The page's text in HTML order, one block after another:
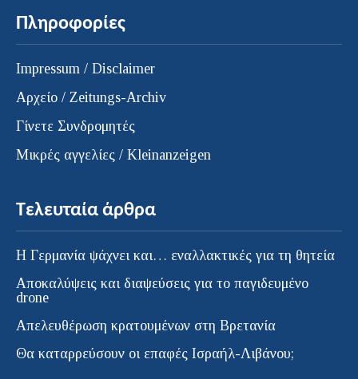
Πληροφορίες
Impressum / Disclaimer
Αρχείο / Zeitungs-Archiv
Γίνετε Συνδρομητές
Μικρές αγγελίες / Kleinanzeigen
Τελευταία άρθρα
H Γερμανία ψάχνει και… εναλλακτικές για τη θητεία
Αποκαλύψεις και διαψεύσεις για το παγιδευμένο
drone
Απελευθέρωση κρατουμένων στη Βρετανία
Θα καταρρεύσουν οι επαφές Ισραήλ-Λιβάνου;